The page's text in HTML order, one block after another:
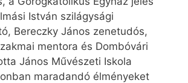
István szilágysági
Bereczky János zenetudós,
mentora és Dombóvári
János Művészeti Iskola
maradandó élményeket